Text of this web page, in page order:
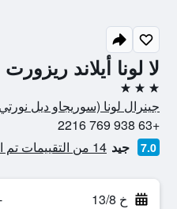
لا لونا أيلاند ريزورت
3 نجوم
جينرال لونا (سوريجاو ديل
+63 938 769 2216
7.0 جيد 14 من التقييمات تم التحقق منها
خ 13/8